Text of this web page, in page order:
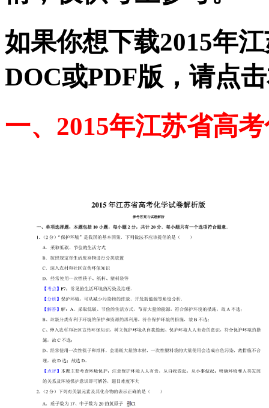
如果你想下载2015年
DOC或PDF版，请点
一、2015年江苏省高